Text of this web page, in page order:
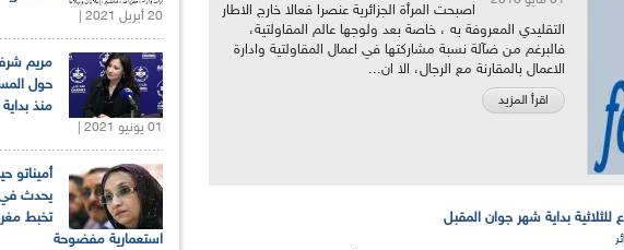
اصبحت المرأة الجزائرية عنصرا فعالا خارج الاطار
التقليدي المعروفة به ، خاصة بعد ولوجها عالم المقاولتية،
فالبرغم من ضآلة نسبة مشاركتها في اعمال المقاولتية وادارة
الاعمال بالمقارنة مع الرجال، الا ان...
اقرأ المزيد
بداية شهر جوان المقبل
20 أبريل 2021 |
حول
منذ بداية
01 يونيو 2021 |
أميناتو
يحدث في
تخبط
استعمارية مفضوحة